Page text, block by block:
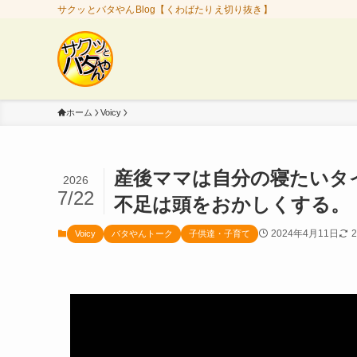
サクッとバタやんBlog【くわばたりえ切り抜き】
ホーム Voicy
産後ママは自分の寝たい
不足は頭をおかしくする
2026
7/22
Voicy バタやんトーク 子供達・子育て 2024年4月11日